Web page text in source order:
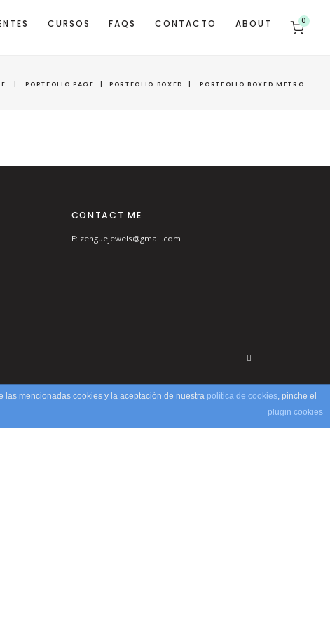
CURSOS FAQS CONTACTO ABOUT 0
| PORTFOLIO PAGE | PORTFOLIO BOXED | PORTFOLIO BOXED METRO
CONTACT ME
E: zenguejewels@gmail.com
mencionadas cookies y la aceptación de nuestra política de cookies, pinche el
plugin cookies